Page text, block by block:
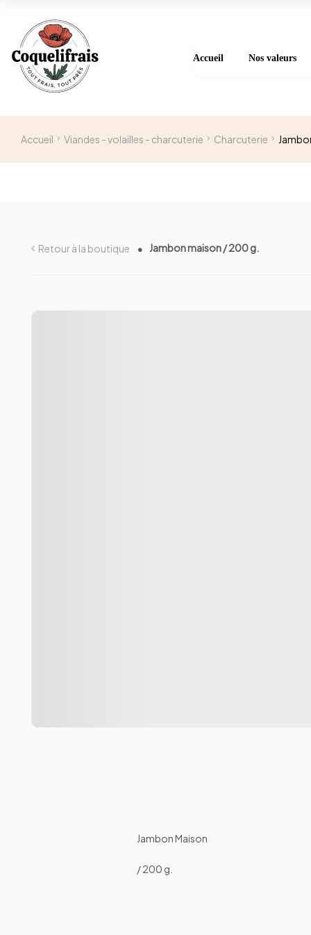
Accueil Nos valeurs
Accueil Viandes - volailles - charcuterie Charcuterie
Retour à la boutique Jambon maison / 200 g.
Jambon Maison
/ 200 g.